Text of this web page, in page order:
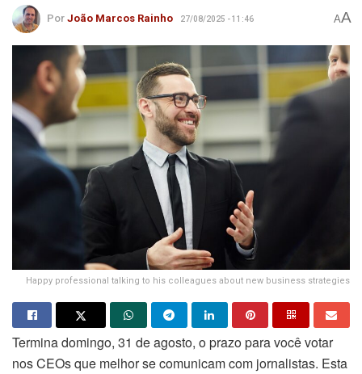
Por João Marcos Rainho 27/08/2025 - 11:46 AA
Happy professional talking to his colleagues about new business strategies
Termina domingo, 31 de agosto, o prazo para você votar
nos CEOs que melhor se comunicam com jornalistas. Esta